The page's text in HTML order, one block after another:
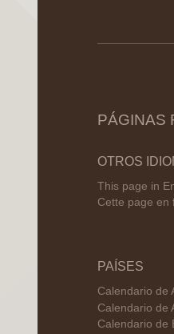
PÁGINAS
OTROS
This page in
Cette page en
PAÍSES
Calendario de
Calendario de
Calendario de